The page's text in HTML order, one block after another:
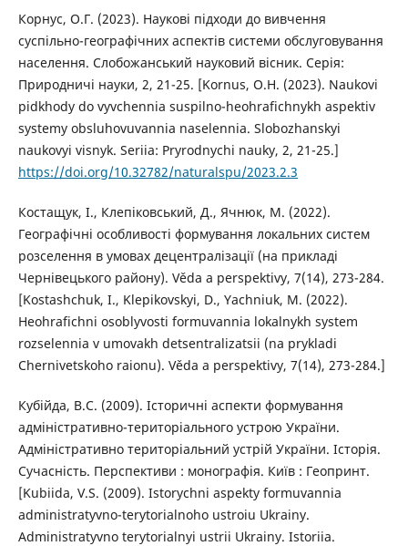
Корнус, О.Г. (2023). Наукові підходи до вивчення
суспільно-географічних аспектів системи обслуговування
населення. Слобожанський науковий вісник. Серія:
Природничі науки, 2, 21-25. [Kornus, O.H. (2023). Naukovi
pidkhody do vyvchennia suspilno-heohrafichnykh aspektiv
systemy obsluhovuvannia naselennia. Slobozhanskyi
naukovyi visnyk. Seriia: Pryrodnychi nauky, 2, 21-25.]
https://doi.org/10.32782/naturalspu/2023.2.3
Костащук, І., Клепіковський, Д., Ячнюк, М. (2022).
Географічні особливості формування локальних систем
розселення в умовах децентралізації (на прикладі
Чернівецького району). Věda a perspektivy, 7(14), 273-284.
[Kostashchuk, I., Klepikovskyi, D., Yachniuk, M. (2022).
Heohrafichni osoblyvosti formuvannia lokalnykh system
rozselennia v umovakh detsentralizatsii (na prykladi
Chernivetskoho raionu). Věda a perspektivy, 7(14), 273-284.]
Кубійда, В.С. (2009). Історичні аспекти формування
адміністративно-територіального устрою України.
Адміністративно територіальний устрій України. Історія.
Сучасність. Перспективи : монографія. Київ : Геопринт.
[Kubiida, V.S. (2009). Istorychni aspekty formuvannia
administratyvno-terytorialnoho ustroiu Ukrainy.
Administratyvno terytorialnyi ustrii Ukrainy. Istoriia.